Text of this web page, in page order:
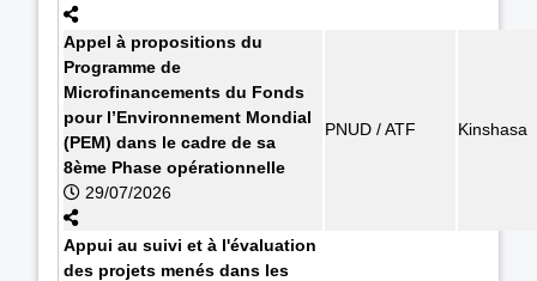
Appel à propositions du
Programme de
Microfinancements du Fonds
pour l’Environnement Mondial
(PEM) dans le cadre de sa
8ème Phase opérationnelle
29/07/2026
PNUD / ATF Kinshasa
Appui au suivi et à l'évaluation
des projets menés dans les